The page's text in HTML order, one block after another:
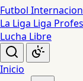
Futbol
La Liga Liga
Lucha Libre
Inicio